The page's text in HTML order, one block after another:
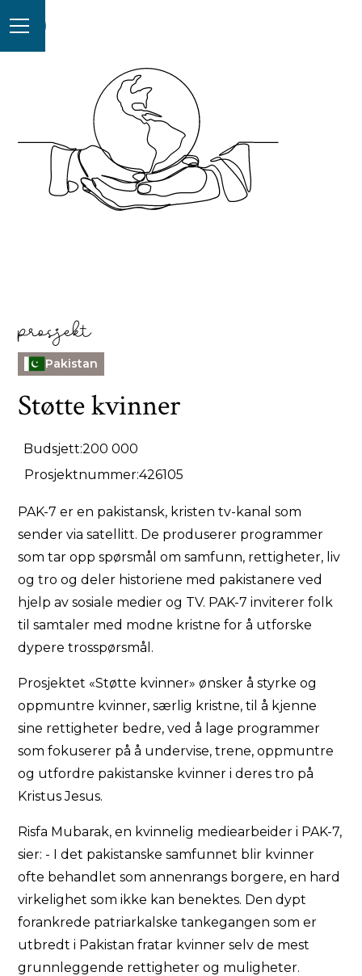
prosjekt
Pakistan
Støtte kvinner
Budsjett:200 000
Prosjektnummer:426105
PAK-7 er en pakistansk, kristen tv-kanal som
sender via satellitt. De produserer programmer
som tar opp spørsmål om samfunn, rettigheter, liv
og tro og deler historiene med pakistanere ved
hjelp av sosiale medier og TV. PAK-7 inviterer folk
til samtaler med modne kristne for å utforske
dypere trosspørsmål.
Prosjektet «Støtte kvinner» ønsker å styrke og
oppmuntre kvinner, særlig kristne, til å kjenne
sine rettigheter bedre, ved å lage programmer
som fokuserer på å undervise, trene, oppmuntre
og utfordre pakistanske kvinner i deres tro på
Kristus Jesus.
Risfa Mubarak, en kvinnelig mediearbeider i PAK-7,
sier: - I det pakistanske samfunnet blir kvinner
ofte behandlet som annenrangs borgere, en hard
virkelighet som ikke kan benektes. Den dypt
forankrede patriarkalske tankegangen som er
utbredt i Pakistan fratar kvinner selv de mest
grunnleggende rettigheter og muligheter.